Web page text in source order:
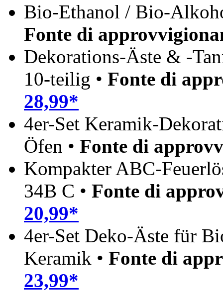
Bio-Ethanol / Bio-
Fonte di
Dekorations-Äste & -
10-teilig • Fonte di
28,99*
4er-Set Keramik-
Öfen • Fonte di
Kompakter ABC-
34B C • Fonte di
20,99*
4er-Set Deko-Äste für
Keramik • Fonte di
23,99*